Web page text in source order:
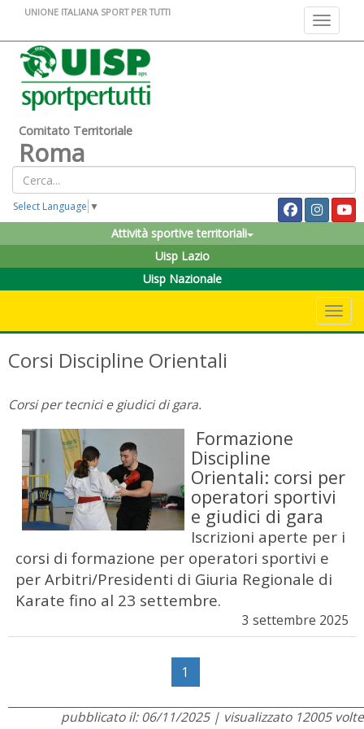
Toggle
UNIONE ITALIANA SPORT PER TUTTI
Comitato Territoriale
Roma
Select Language ▼
Attività sportive territoriali
Uisp Lazio
Uisp Nazionale
Corsi Discipline Orientali
Corsi per tecnici e giudici di gara.
Formazione
Discipline
Orientali: corsi per
operatori sportivi
e giudici di gara
Iscrizioni aperte per i
corsi di formazione per operatori sportivi e
per Arbitri/Presidenti di Giuria Regionale di
Karate fino al 23 settembre.
3 settembre 2025
1
pubblicato il: 06/11/2025 | visualizzato 12005 volte